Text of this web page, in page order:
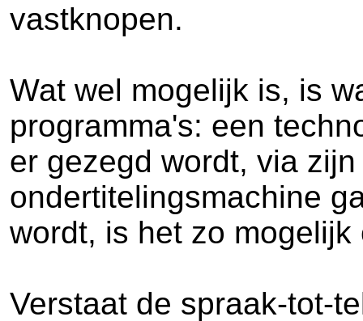
vastknopen.
Wat wel mogelijk is, is
programma's: een
er gezegd wordt, via
ondertitelingsmachine
wordt, is het zo
Verstaat de spraak-tot-